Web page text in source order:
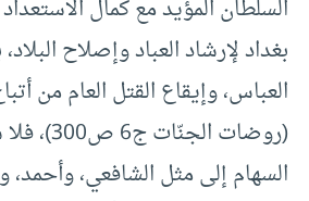
السلطان المؤيد مع كمال
بغداد لإرشاد العباد وإصلاح
العباس، وإيقاع القتل العام من
(روضات
السهام إلى مثل الشافعي، وأحمد،